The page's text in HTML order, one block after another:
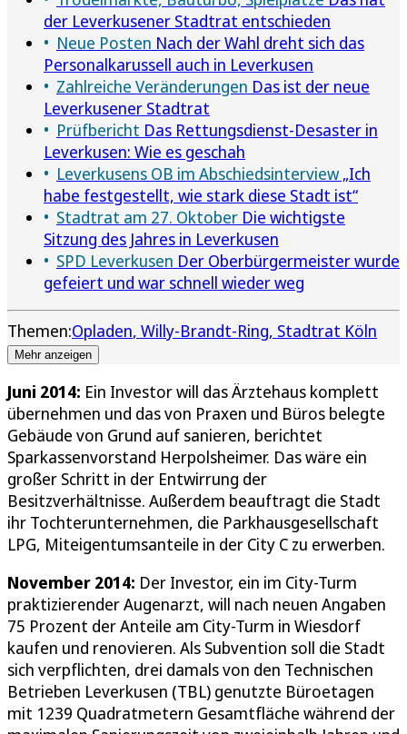
der Leverkusener Stadtrat entschieden
Neue Posten Nach der Wahl dreht sich das
Personalkarussell auch in Leverkusen
Zahlreiche Veränderungen Das ist der neue
Leverkusener Stadtrat
Prüfbericht Das Rettungsdienst-Desaster in
Leverkusen: Wie es geschah
Leverkusens OB im Abschiedsinterview „Ich
habe festgestellt, wie stark diese Stadt ist“
Stadtrat am 27. Oktober Die wichtigste
Sitzung des Jahres in Leverkusen
SPD Leverkusen Der Oberbürgermeister wurde
gefeiert und war schnell wieder weg
Themen:Opladen Willy-Brandt-Ring Stadtrat Köln
Mehr anzeigen
Juni 2014: Ein Investor will das Ärztehaus komplett
übernehmen und das von Praxen und Büros belegte
Gebäude von Grund auf sanieren, berichtet
Sparkassenvorstand Herpolsheimer. Das wäre ein
großer Schritt in der Entwirrung der
Besitzverhältnisse. Außerdem beauftragt die Stadt
ihr Tochterunternehmen, die Parkhausgesellschaft
LPG, Miteigentumsanteile in der City C zu erwerben.
November 2014: Der Investor, ein im City-Turm
praktizierender Augenarzt, will nach neuen Angaben
75 Prozent der Anteile am City-Turm in Wiesdorf
kaufen und renovieren. Als Subvention soll die Stadt
sich verpflichten, drei damals von den Technischen
Betrieben Leverkusen (TBL) genutzte Büroetagen
mit 1239 Quadratmetern Gesamtfläche während der